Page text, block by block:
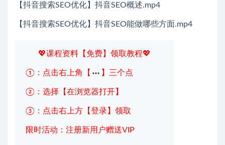
【抖音搜索SEO优化】抖音SEO概述.mp4
【抖音搜索SEO优化】抖音SEO能做哪些方面.mp4
💖课程资料【免费】领取教程💖
①：点击右上角【 】三个点
②：选择【在浏览器打开】
③：点击右上方【登录】领取
限时活动：注册新用户赠送VIP